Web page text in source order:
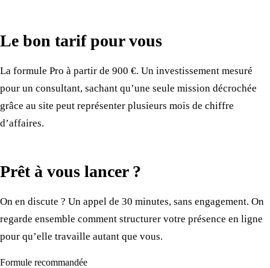
Le bon tarif pour vous
La formule Pro à partir de 900 €. Un investissement mesuré
pour un consultant, sachant qu’une seule mission décrochée
grâce au site peut représenter plusieurs mois de chiffre
d’affaires.
Prêt à vous lancer ?
On en discute ? Un appel de 30 minutes, sans engagement. On
regarde ensemble comment structurer votre présence en ligne
pour qu’elle travaille autant que vous.
Formule recommandée